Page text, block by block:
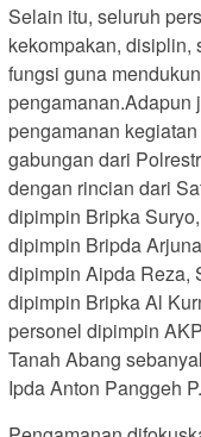
Selain itu, seluruh
kekompakan, disiplin,
fungsi guna
pengamanan.Adapun
pengamanan
gabungan dari
dengan rincian dari
dipimpin Bripka
dipimpin Bripda
dipimpin Aipda Reza,
dipimpin Bripka Al
personel dipimpin
Tanah Abang
Ipda Anton Panggeh P.